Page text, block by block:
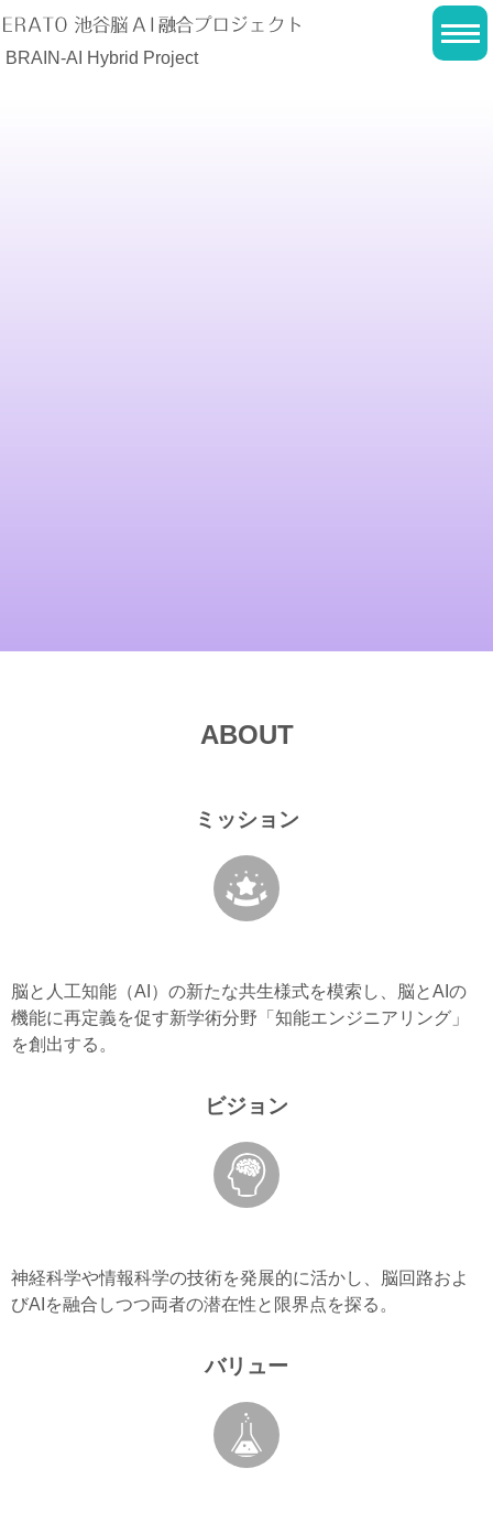
BRAIN-AI Hybrid Project
ABOUT
ミッション
脳と人工知能（AI）の新たな共生様式を模索し、脳とAIの
機能に再定義を促す新学術分野「知能エンジニアリング」
を創出する。
ビジョン
神経科学や情報科学の技術を発展的に活かし、脳回路およ
びAIを融合しつつ両者の潜在性と限界点を探る。
バリュー